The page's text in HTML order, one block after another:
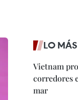
LO
Vietnam
corredores
mar